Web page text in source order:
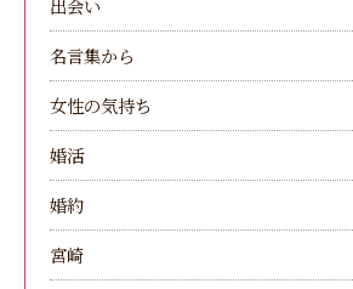
出会い
名言集から
女性の気持ち
婚活
婚約
宮崎